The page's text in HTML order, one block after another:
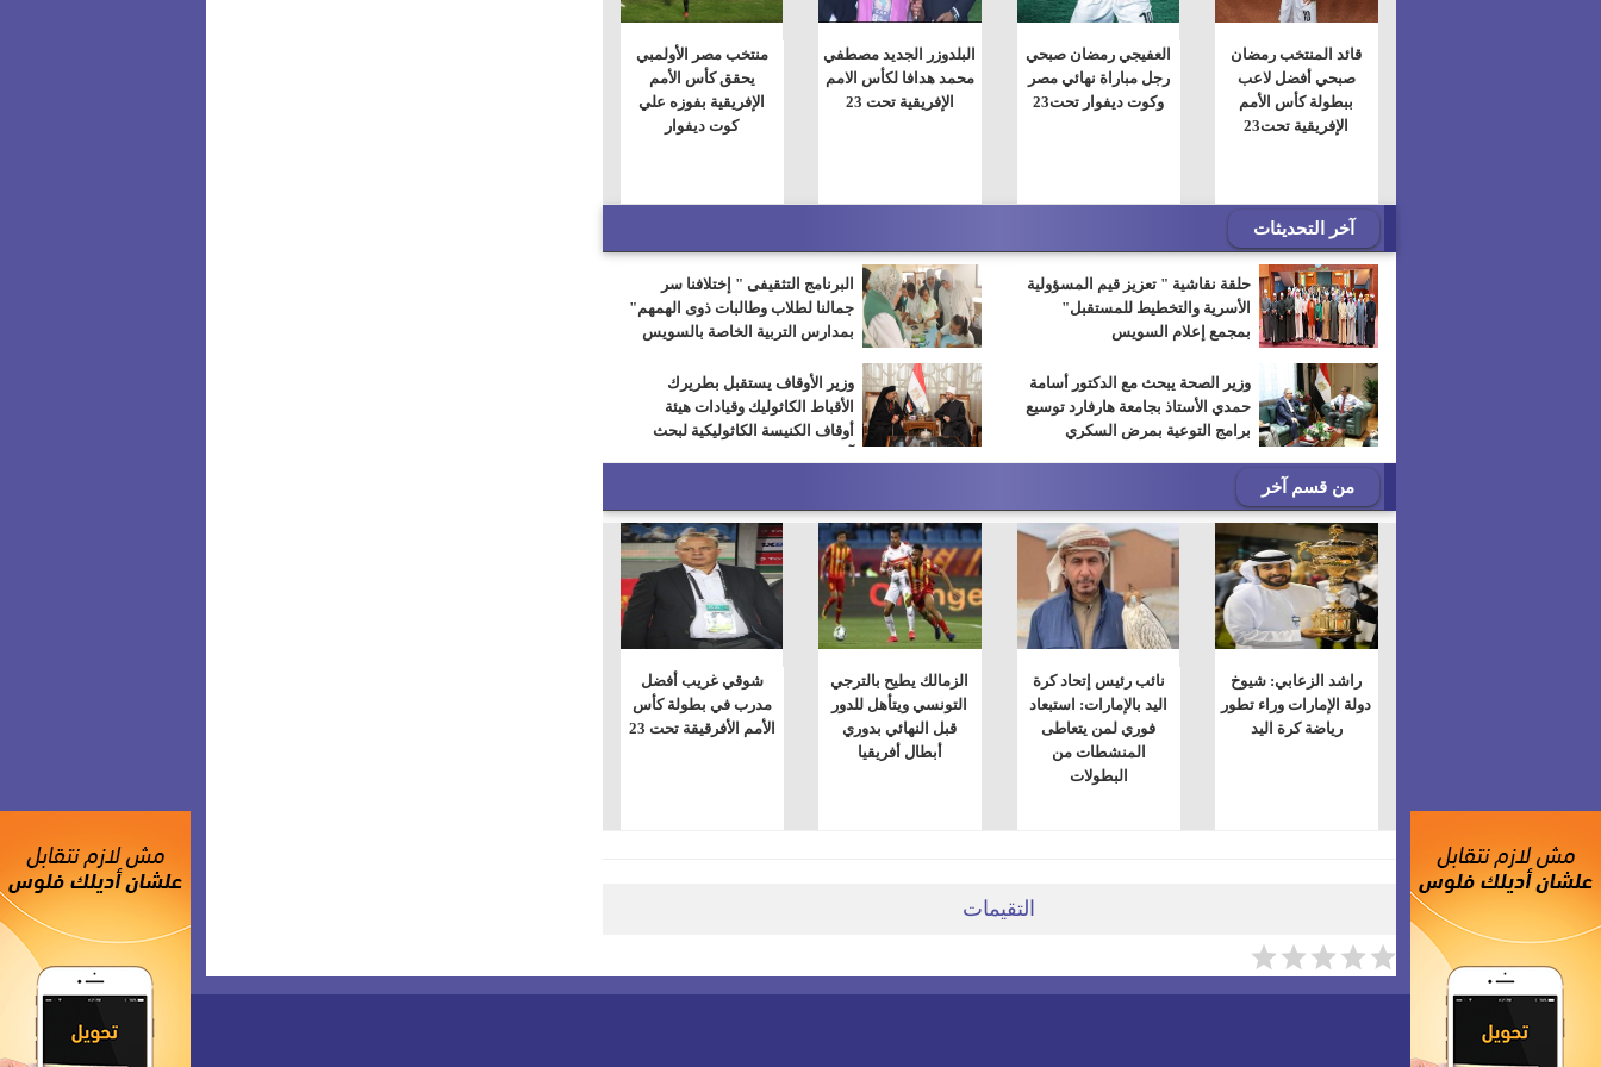
قائد المنتخب رمضان
صبحي أفضل لاعب
ببطولة كأس الأمم
الإفريقية تحت23
العفيجي رمضان صبحي
رجل مباراة نهائي مصر
وكوت ديفوار تحت23
البلدوزر الجديد مصطفي
محمد هدافا لكأس الامم
الإفريقية تحت 23
منتخب مصر الأولمبي
يحقق كأس الأمم
الإفريقية بفوزه علي
كوت ديفوار
آخر التحديثات
حلقة نقاشية " تعزيز قيم المسؤولية
الأسرية والتخطيط للمستقبل"
بمجمع إعلام السويس
البرنامج التثقيفى " إختلافنا سر
جمالنا لطلاب وطالبات ذوى الهمهم"
بمدارس التربية الخاصة بالسويس
وزير الصحة يبحث مع الدكتور أسامة
حمدي الأستاذ بجامعة هارفارد توسيع
برامج التوعية بمرض السكري
وزير الأوقاف يستقبل بطريرك
الأقباط الكاثوليك وقيادات هيئة
أوقاف الكنيسة الكاثوليكية لبحث
من قسم آخر
راشد الزعابي: شيوخ
دولة الإمارات وراء تطور
رياضة كرة اليد
نائب رئيس إتحاد كرة
اليد بالإمارات: استبعاد
فوري لمن يتعاطى
المنشطات من
البطولات
الزمالك يطيح بالترجي
التونسي ويتأهل للدور
قبل النهائي بدوري
أبطال أفريقيا
شوقي غريب أفضل
مدرب في بطولة كأس
الأمم الأفرقيقة تحت 23
التقيمات